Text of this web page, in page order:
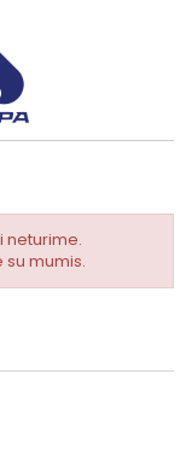
neturime.
su mumis.